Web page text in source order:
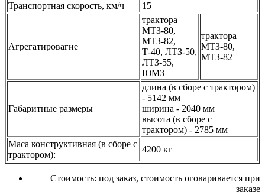
Транспортная скорость, км/ч
15
Агрегатировагие
трактора
МТЗ-80,
МТЗ-82,
Т-40, ЛТЗ-50,
ЛТЗ-55,
ЮМЗ
трактора
МТЗ-80,
МТЗ-82
Габаритные размеры
длина (в сборе с трактором)
- 5142 мм
ширина - 2040 мм
высота (в сборе с
трактором) - 2785 мм
Маса конструктивная (в сборе с
трактором):
4200 кг
Стоимость: под заказ, стоимость оговаривается при
заказе